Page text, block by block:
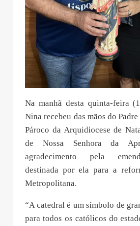
Na manhã desta quinta-feira
Nina recebeu das mãos do
Pároco da Arquidiocese de
de Nossa Senhora da
agradecimento pela
destinada por ela para a
Metropolitana.
“A catedral é um símbolo de
para todos os católicos do